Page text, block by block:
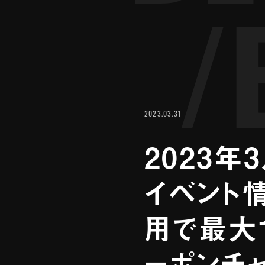
2023.03.31
2023年3
イベント
用で最大
/